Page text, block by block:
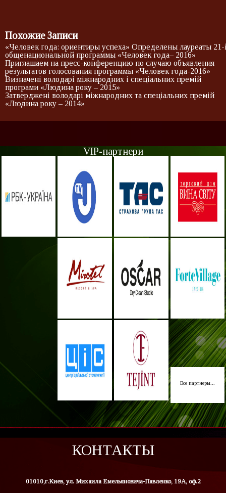
Похожие Записи
«Человек года: ориентиры успеха» Определены лауреаты
общенациональной программы «Человек года– 2016»
Приглашаем на пресс-конференцию по случаю объявления
результатов голосования программы «Человек года-2016»
Визначені володарі міжнародних і спеціальних премій
програми «Людина року – 2015»
Затверджені володарі міжнародних та спеціальних премій
«Людина року – 2014»
VIP-партнери
Все партнеры...
КОНТАКТЫ
01010,г.Киев, ул. Михаила Емельяновича-Павленко, 19А, оф.2